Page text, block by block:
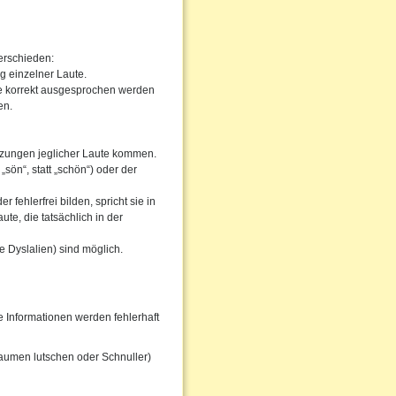
einzelner Laute.
korrekt ausgesprochen werden
jeglicher Laute kommen.
statt „schön“) oder der
fehlerfrei bilden, spricht sie in
die tatsächlich in der
Dyslalien) sind möglich.
Informationen werden fehlerhaft
lutschen oder Schnuller)